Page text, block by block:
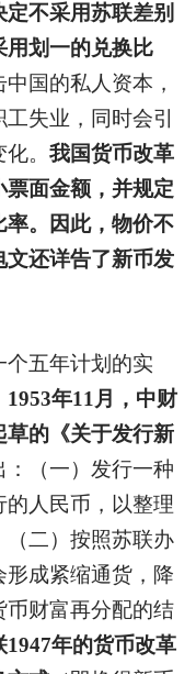
不采用苏联差别
用划一的兑换比
国的私人资本，
失业，同时会引
。 我国货币改革
面金额，并规定
。因此，物价不
还详告了新币发
个五年计划的实
1953年11月，中财
的《关于发行新
：（一）发行一种
人民币，以整理
二）按照苏联办
成紧缩通货，降
财富再分配的结
年的货币改革